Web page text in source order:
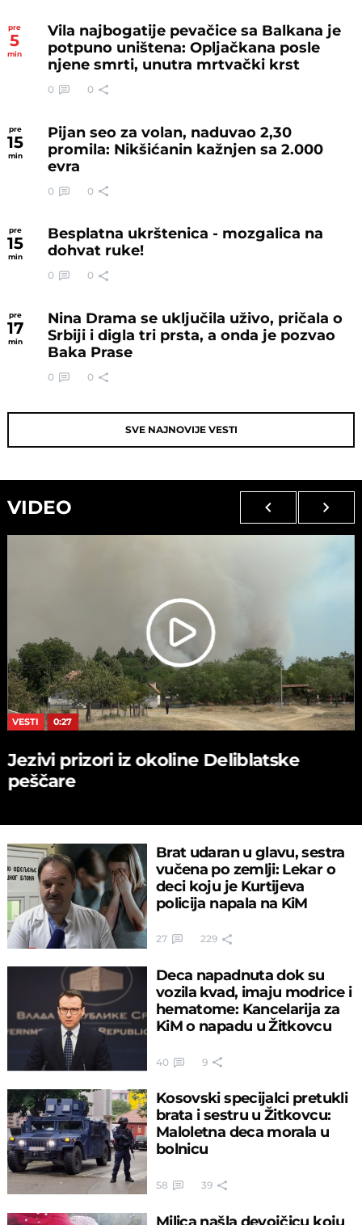
pre
5
min
Vila najbogatije pevačice sa Balkana je
potpuno uništena: Opljačkana posle
njene smrti, unutra mrtvački krst
0 0
pre
15
min
Pijan seo za volan, naduvao 2,30
promila: Nikšićanin kažnjen sa 2.000
evra
0 0
pre
15
min
Besplatna ukrštenica - mozgalica na
dohvat ruke!
0 0
pre
17
min
Nina Drama se uključila uživo, pričala o
Srbiji i digla tri prsta, a onda je pozvao
Baka Prase
0 0
SVE NAJNOVIJE VESTI
VIDEO
VESTI 0:27
Jezivi prizori iz okoline Deliblatske
peščare
Brat udaran u glavu, sestra
vučena po zemlji: Lekar o
deci koju je Kurtijeva
policija napala na KiM
27 229
Deca napadnuta dok su
vozila kvad, imaju modrice i
hematome: Kancelarija za
KiM o napadu u Žitkovcu
40 9
Kosovski specijalci pretukli
brata i sestru u Žitkovcu:
Maloletna deca morala u
bolnicu
58 39
Milica našla devojčicu koju